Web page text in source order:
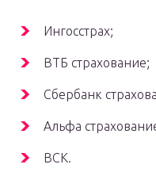
Ингосстрах;
ВТБ страхование;
Сбербанк
Альфа
ВСК.